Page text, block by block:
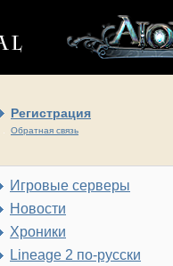
Регистрация
Обратная связь
Игровые серверы
Новости
Хроники
Lineage 2 по-русски